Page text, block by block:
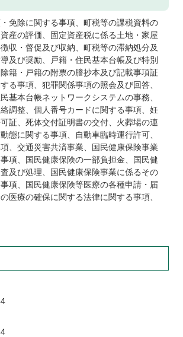
免除に関する事項、町税等の課税資料の
産の評価、固定資産税に係る土地・家屋
収・督促及び収納、町税等の滞納処分及
及び奨励、戸籍・住民基本台帳及び特別
籍・戸籍の附票の謄抄本及び記載事項証
る事項、犯罪関係事項の照会及び回答、
基本台帳ネットワークシステムの事務、
調整、個人番号カードに関する事項、妊
証、死体交付証明書の交付、火葬場の連
態に関する事項、自動車臨時運行許可、
、交通災害共済事業、国民健康保険事業
項、国民健康保険の一部負担金、国民健
及び処理、国民健康保険事業に係るその
項、国民健康保険等医療の各種申請・届
医療の確保に関する法律に関する事項、